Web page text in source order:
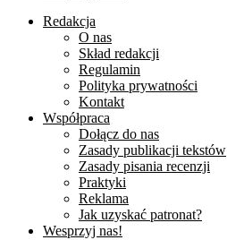
Redakcja
O nas
Skład redakcji
Regulamin
Polityka prywatności
Kontakt
Współpraca
Dołącz do nas
Zasady publikacji tekstów
Zasady pisania recenzji
Praktyki
Reklama
Jak uzyskać patronat?
Wesprzyj nas!